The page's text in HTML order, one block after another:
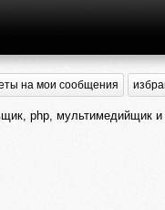
на мои сообщения
php, мультимедийщик